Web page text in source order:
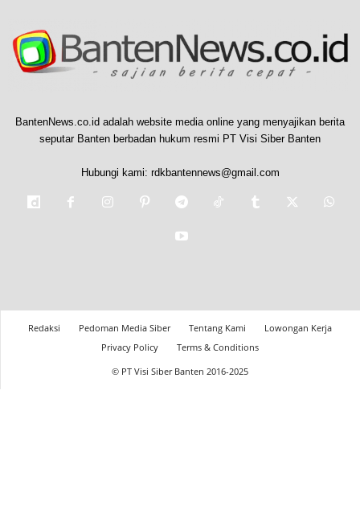
BantenNews.co.id adalah website media online yang menyajikan berita
seputar Banten berbadan hukum resmi PT Visi Siber Banten
Hubungi kami: rdkbantennews@gmail.com
Redaksi Pedoman Media Siber Tentang Kami
Lowongan Kerja
Privacy Policy
Terms & Conditions
© PT Visi Siber Banten 2016-2025